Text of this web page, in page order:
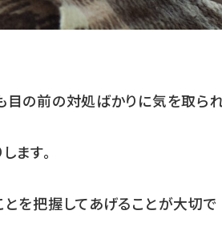
目の前の対処ばかりに気を取ら
ます。
とを把握してあげることが大切で